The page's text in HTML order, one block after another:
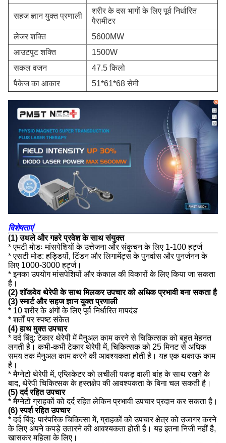
सहज ज्ञान युक्त प्रणाली
शरीर के दस भागों के लिए पूर्व निर्धारित
पैरामीटर
लेजर शक्ति
5600MW
आउटपुट शक्ति
1500W
सकल वजन
47.5 किलो
पैकेज का आकार
51*61*68 सेमी
विशेषताएं
(1) उथले और गहरे प्रवेश के साथ संयुक्त
* एमटी मोडः मांसपेशियों के उत्तेजना और संकुचन के लिए 1-100 हर्ट्ज
* एसटी मोड: हड्डियों, टिंडन और लिगामेंट्स के पुनर्वास और पुनर्जनन के
लिए 1000-3000 हर्ट्ज।
* इनका उपयोग मांसपेशियों और कंकाल की विकारों के लिए किया जा सकता
है।
(2) शॉकवेव थेरेपी के साथ मिलकर उपचार को अधिक प्रभावी बना सकता है
(3) स्मार्ट और सहज ज्ञान युक्त प्रणाली
* 10 शरीर के अंगों के लिए पूर्व निर्धारित मापदंड
* शर्तों पर स्पष्ट संकेत
(4) हाथ मुक्त उपचार
* दर्द बिंदु: टेकार थेरेपी में मैनुअल काम करने से चिकित्सक को बहुत मेहनत
लगती है। कभी-कभी टेकार थेरेपी में, चिकित्सक को 25 मिनट से अधिक
समय तक मैनुअल काम करने की आवश्यकता होती है। यह एक थकाऊ काम
है।
* मैग्नेटो थेरेपी में, एप्लिकेटर को लचीली पकड़ वाली बांह के साथ रखने के
बाद, थेरेपी चिकित्सक के हस्तक्षेप की आवश्यकता के बिना चल सकती है।
(5) दर्द रहित उपचार
* मैग्नेटो ग्राहकों को दर्द रहित लेकिन प्रभावी उपचार प्रदान कर सकता है।
(6) स्पर्श रहित उपचार
* दर्द बिंदुः पारंपरिक चिकित्सा में, ग्राहकों को उपचार क्षेत्र को उजागर करने
के लिए अपने कपड़े उतारने की आवश्यकता होती है। यह इतना निजी नहीं है,
खासकर महिला के लिए।